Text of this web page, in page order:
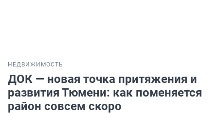
НЕДВИЖИМОСТЬ
ДОК — новая точка притяжения и
развития Тюмени: как поменяется
район совсем скоро